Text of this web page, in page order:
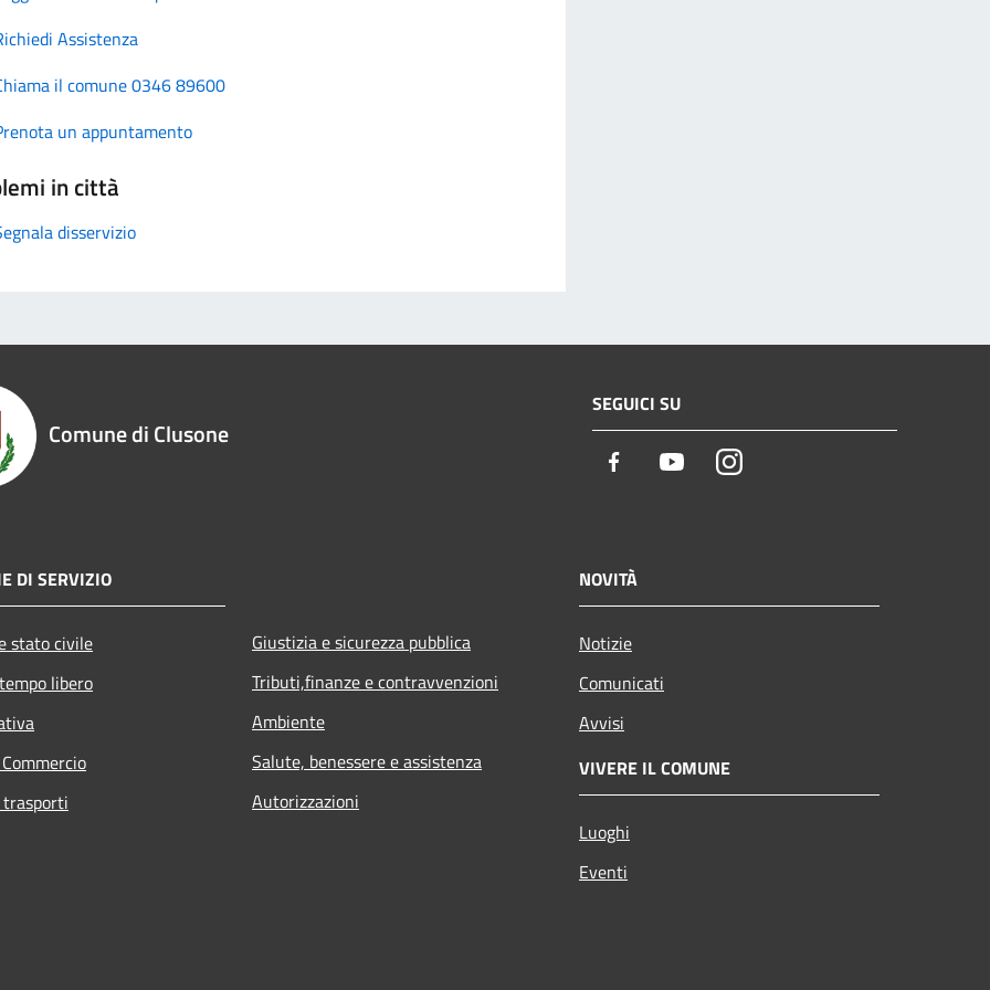
Assistenza
il comune 0346 89600
un appuntamento
in città
disservizio
Comune di Clusone
SEGUICI SU
Facebook YoutubeInstagram
DI SERVIZIO
stato civile
libero
Giustizia e sicurezza pubblica
Tributi,finanze e contravvenzioni
Ambiente
Salute, benessere e assistenza
Autorizzazioni
NOVITÀ
Notizie
Comunicati
Avvisi
VIVERE IL COMUNE
Luoghi
Eventi